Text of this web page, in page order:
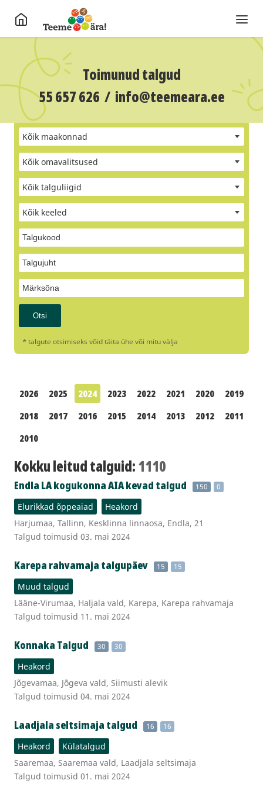
Toimunud talgud
55 657 626 / info@teemeara.ee
Kõik maakonnad
Kõik omavalitsused
Kõik talguliigid
Kõik keeled
* talgute otsimiseks võid täita ühe või mitu välja
2026 2025 2024 2023 2022 2021 2020
2019
2018
2017 2016 2015 2014 2013 2012
2011
2010
Kokku leitud talguid:1110
Endla LA kogukonna AIA kevad talgud 150 0
Elurikkad õppeaiad
Heakord
Harjumaa, Tallinn, Kesklinna linnaosa, Endla, 21
Talgud toimusid 03. mai 2024
Karepa rahvamaja talgupäev 15 15
Muud talgud
Lääne-Virumaa, Haljala vald, Karepa, Karepa rahvamaja
Talgud toimusid 11. mai 2024
Konnaka Talgud 30 30
Heakord
Jõgevamaa, Jõgeva vald, Siimusti alevik
Talgud toimusid 04. mai 2024
Laadjala seltsimaja talgud 16 16
Heakord
Külatalgud
Saaremaa, Saaremaa vald, Laadjala seltsimaja
Talgud toimusid 01. mai 2024